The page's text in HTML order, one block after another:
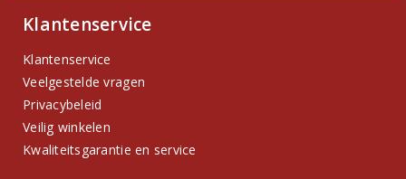
Klantenservice
Klantenservice
Veelgestelde vragen
Privacybeleid
Veilig winkelen
Kwaliteitsgarantie en service